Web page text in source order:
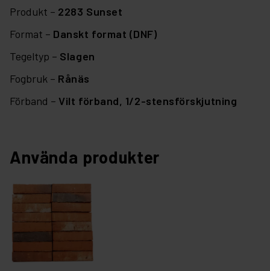
Produkt – 2283 Sunset
Format – Danskt format (DNF)
Tegeltyp – Slagen
Fogbruk – Rånäs
Förband – Vilt förband, 1/2-stensförskjutning
Använda produkter